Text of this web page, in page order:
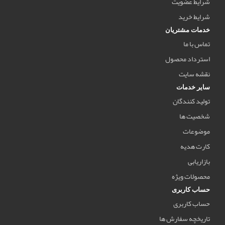
شرایط خرید
خدمات مشتریان
تماس با ما
استرداد محصول
نقشه سایت
سایر خدمات
تولید کنندگان
شخصیت ها
موضوعات
کارت هدیه
بازاریابی
محصولات ویژه
حساب کاربری
حساب کاربری
تاریخچه سفارش ها